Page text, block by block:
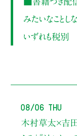
みたいなことし
いずれも税別
08/06 Thu
木村草太×吉